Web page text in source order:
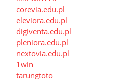
corevia.edu.pl
eleviora.edu.pl
digiventa.edu.pl
pleniora.edu.pl
nextovia.edu.pl
1win
tarungtoto